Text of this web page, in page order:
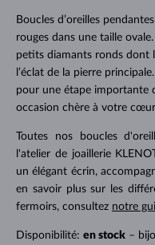
Boucles d’oreilles
rouges dans une taille
petits diamants ronds dont
l’éclat de la pierre
pour une étape importante
occasion chère à votre
Toutes nos boucles
l'atelier de joaillerie
un élégant écrin,
en savoir plus sur les
fermoirs, consultez notre
Disponibilité: en stock–